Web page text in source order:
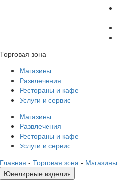
Торговая зона
Магазины
Развлечения
Рестораны и кафе
Услуги и сервис
Магазины
Развлечения
Рестораны и кафе
Услуги и сервис
Главная - Торговая зона - Магазины
Ювелирные изделия